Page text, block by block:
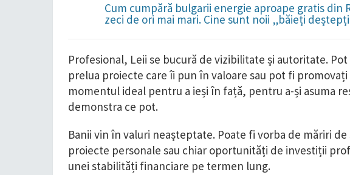
Cum cumpără bulgarii energie aproape gratis din
zeci de ori mai mari. Cine sunt noii „băieți
Profesional, Leii se bucură de vizibilitate și autoritate.
prelua proiecte care îi pun în valoare sau pot fi
momentul ideal pentru a ieși în față, pentru a-și asuma
demonstra ce pot.
Banii vin în valuri neașteptate. Poate fi vorba de măriri
proiecte personale sau chiar oportunități de investiții
unei stabilități financiare pe termen lung.